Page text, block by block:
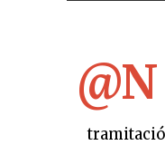
@N